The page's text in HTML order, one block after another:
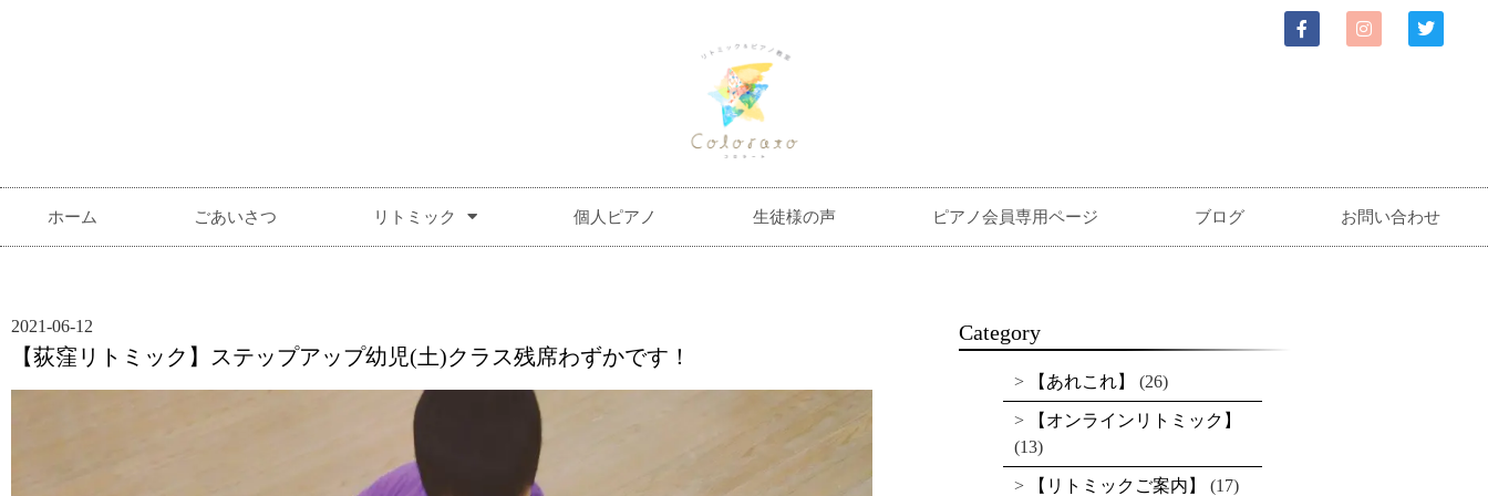
ホーム ごあいさつ リトミック 個人ピアノ 生徒様の声 ピアノ会員専用ページ ブログ お問い合わせ
2021-06-12
【荻窪リトミック】ステップアップ幼児(土)クラス残席わずかです！
Category
【あれこれ】 (26)
【オンラインリトミック】
(13)
【リトミックご案内】 (17)